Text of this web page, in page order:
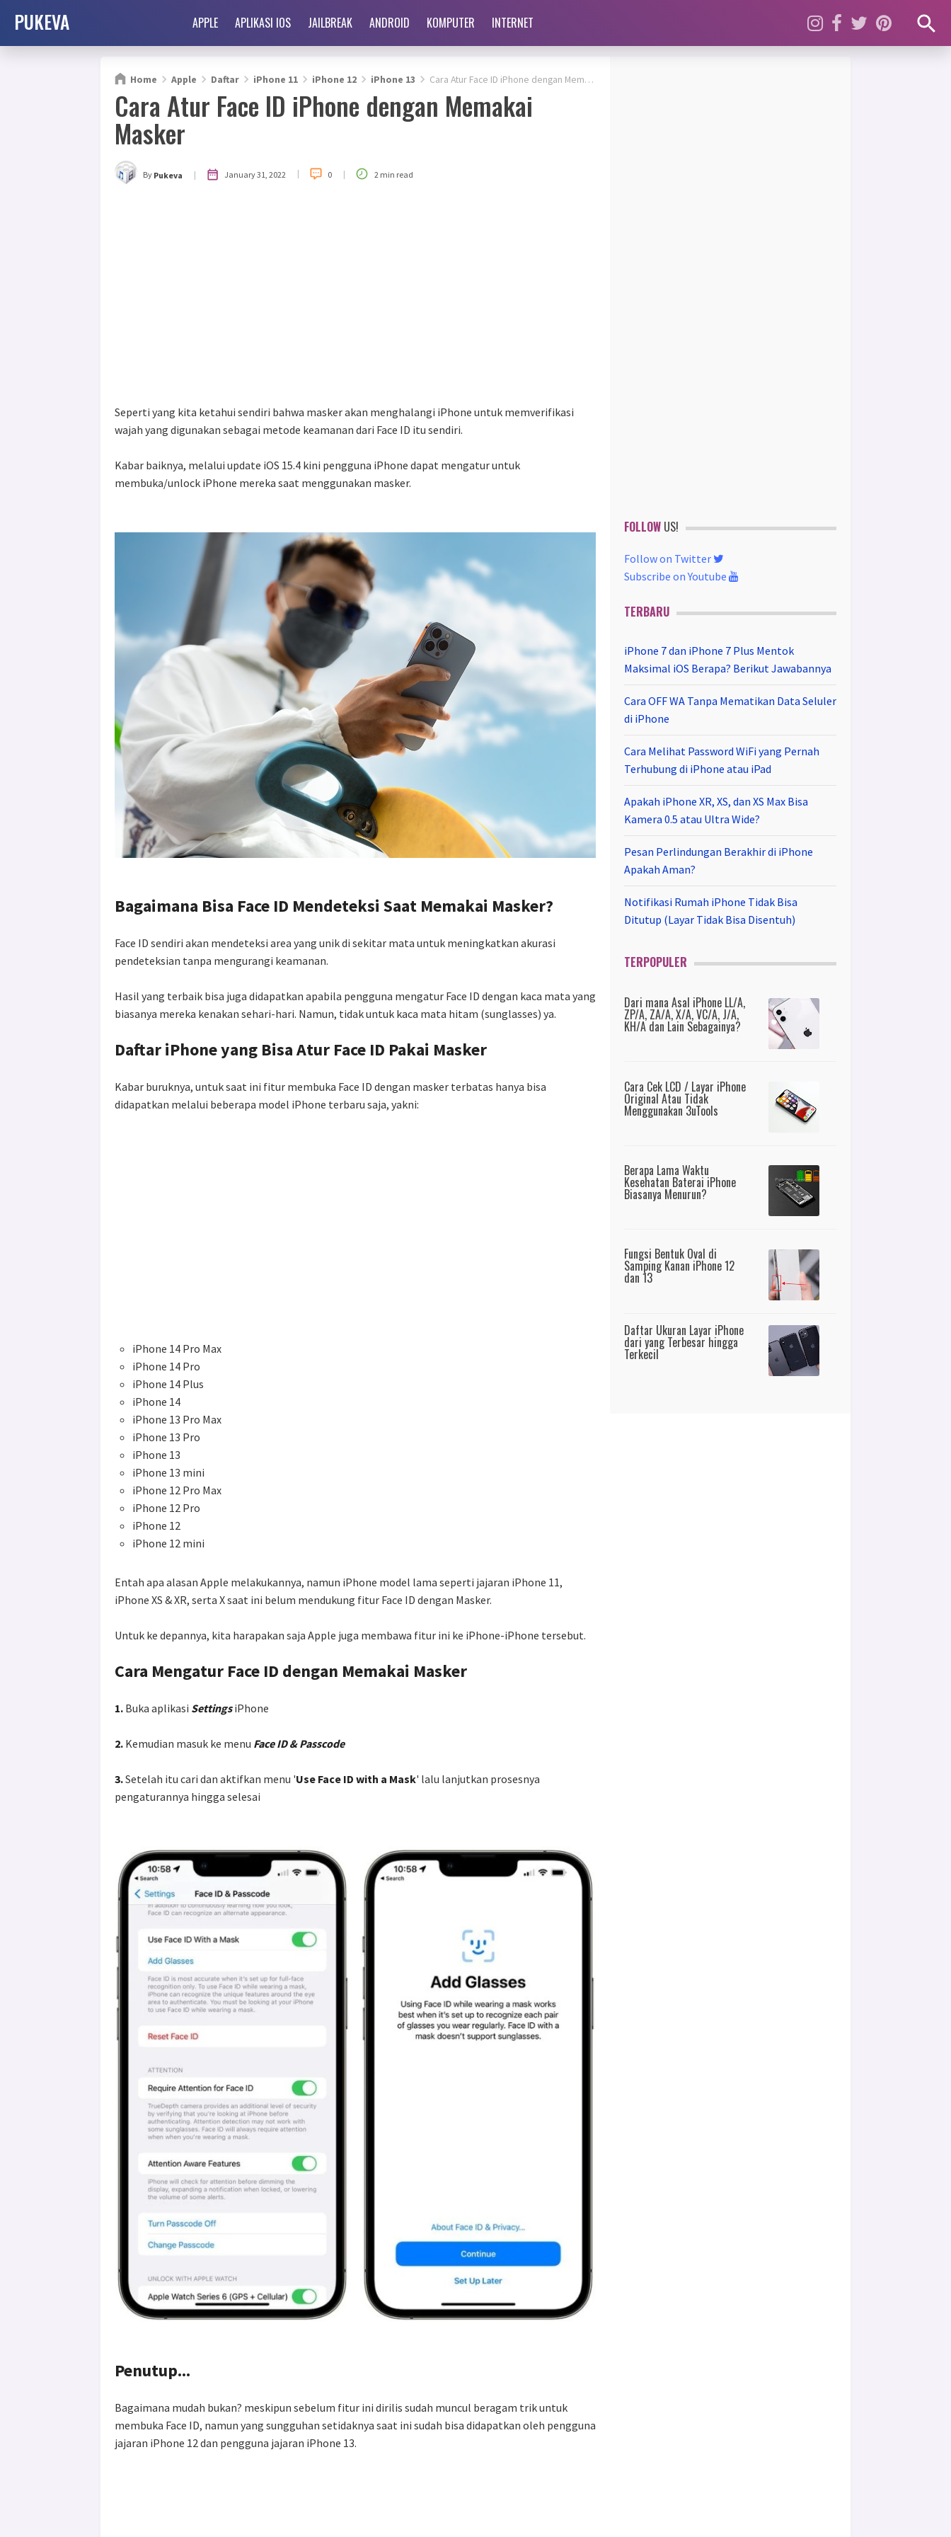
PUKEVA APPLE APLIKASI IOS JAILBREAK ANDROID KOMPUTER INTERNET
Home Apple Daftar iPhone 11 iPhone 12 iPhone 13 Cara Atur Face ID iPhone dengan Memakai Masker
Cara Atur Face ID iPhone dengan Memakai
Masker
By Pukeva | January 31, 2022 | 0 | 2 min read
Seperti yang kita ketahui sendiri bahwa masker akan menghalangi iPhone untuk memverifikasi
wajah yang digunakan sebagai metode keamanan dari Face ID itu sendiri.
Kabar baiknya, melalui update iOS 15.4 kini pengguna iPhone dapat mengatur untuk
membuka/unlock iPhone mereka saat menggunakan masker.
Bagaimana Bisa Face ID Mendeteksi Saat Memakai Masker?
Face ID sendiri akan mendeteksi area yang unik di sekitar mata untuk meningkatkan akurasi
pendeteksian tanpa mengurangi keamanan.
Hasil yang terbaik bisa juga didapatkan apabila pengguna mengatur Face ID dengan kaca mata yang
biasanya mereka kenakan sehari-hari. Namun, tidak untuk kaca mata hitam (sunglasses) ya.
Daftar iPhone yang Bisa Atur Face ID Pakai Masker
Kabar buruknya, untuk saat ini fitur membuka Face ID dengan masker terbatas hanya bisa
didapatkan melalui beberapa model iPhone terbaru saja, yakni:
iPhone 14 Pro Max
iPhone 14 Pro
iPhone 14 Plus
iPhone 14
iPhone 13 Pro Max
iPhone 13 Pro
iPhone 13
iPhone 13 mini
iPhone 12 Pro Max
iPhone 12 Pro
iPhone 12
iPhone 12 mini
Entah apa alasan Apple melakukannya, namun iPhone model lama seperti jajaran iPhone 11,
iPhone XS & XR, serta X saat ini belum mendukung fitur Face ID dengan Masker.
Untuk ke depannya, kita harapakan saja Apple juga membawa fitur ini ke iPhone-iPhone tersebut.
Cara Mengatur Face ID dengan Memakai Masker
1. Buka aplikasi SettingsiPhone
2. Kemudian masuk ke menu Face ID & Passcode
3.Setelah itu cari dan aktifkan menu 'Use Face ID with a Mask' lalu lanjutkan prosesnya
pengaturannya hingga selesai
Penutup...
Bagaimana mudah bukan? meskipun sebelum fitur ini dirilis sudah muncul beragam trik untuk
membuka Face ID, namun yang sungguhan setidaknya saat ini sudah bisa didapatkan oleh pengguna
jajaran iPhone 12 dan pengguna jajaran iPhone 13.
FOLLOW US!
Follow on Twitter
Subscribe on Youtube
TERBARU
iPhone 7 dan iPhone 7 Plus Mentok
Maksimal iOS Berapa? Berikut Jawabannya
Cara OFF WA Tanpa Mematikan Data Seluler
di iPhone
Cara Melihat Password WiFi yang Pernah
Terhubung di iPhone atau iPad
Apakah iPhone XR, XS, dan XS Max Bisa
Kamera 0.5 atau Ultra Wide?
Pesan Perlindungan Berakhir di iPhone
Apakah Aman?
Notifikasi Rumah iPhone Tidak Bisa
Ditutup (Layar Tidak Bisa Disentuh)
TERPOPULER
Dari mana Asal iPhone LL/A,
ZP/A, ZA/A, X/A, VC/A, J/A,
KH/A dan Lain Sebagainya?
Cara Cek LCD / Layar iPhone
Original Atau Tidak
Menggunakan 3uTools
Berapa Lama Waktu
Kesehatan Baterai iPhone
Biasanya Menurun?
Fungsi Bentuk Oval di
Samping Kanan iPhone 12
dan 13
Daftar Ukuran Layar iPhone
dari yang Terbesar hingga
Terkecil